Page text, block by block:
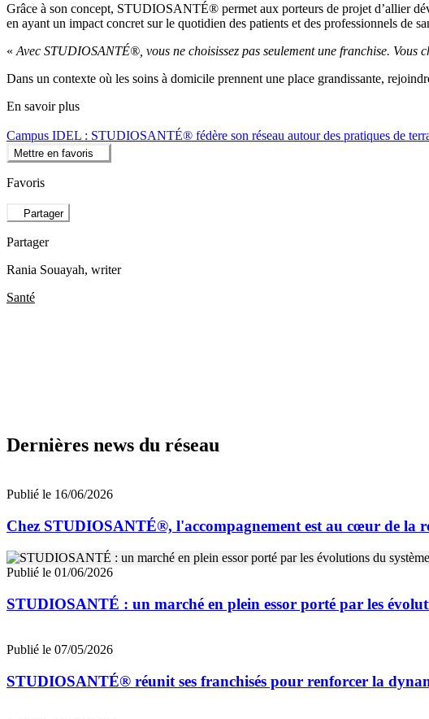
Grâce à son concept, STUDIOSANTÉ® permet aux porteurs de projet d’allier
en ayant un impact concret sur le quotidien des patients et des professionnels de
« Avec STUDIOSANTÉ®, vous ne choisissez pas seulement une franchise.
Dans un contexte où les soins à domicile prennent une place grandissante,
En savoir plus
Campus IDEL : STUDIOSANTÉ® fédère son réseau autour des pratiques de
Mettre en favoris
Favoris
Partager
Partager
Rania Souayah, writer
Santé
Dernières news du réseau
Publié le 16/06/2026
Chez STUDIOSANTÉ®, l'accompagnement est au cœur de la
Publié le 01/06/2026
STUDIOSANTÉ : un marché en plein essor porté par les
Publié le 07/05/2026
STUDIOSANTÉ® réunit ses franchisés pour renforcer la